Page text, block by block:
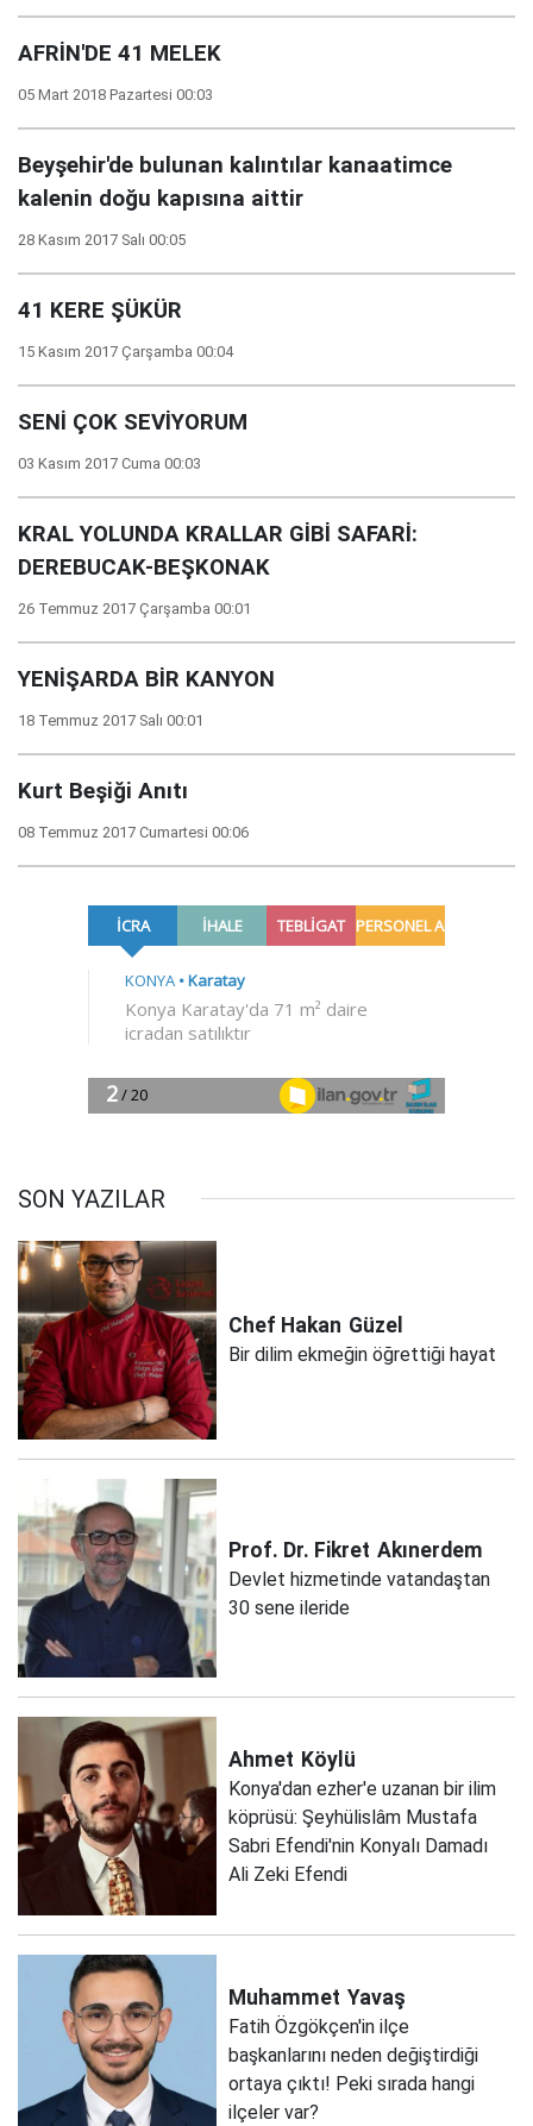
AFRİN'DE 41 MELEK
05 Mart 2018 Pazartesi 00:03
Beyşehir'de bulunan kalıntılar kanaatimce
kalenin doğu kapısına aittir
28 Kasım 2017 Salı 00:05
41 KERE ŞÜKÜR
15 Kasım 2017 Çarşamba 00:04
SENİ ÇOK SEVİYORUM
03 Kasım 2017 Cuma 00:03
KRAL YOLUNDA KRALLAR GİBİ SAFARİ:
DEREBUCAK-BEŞKONAK
26 Temmuz 2017 Çarşamba 00:01
YENİŞARDA BİR KANYON
18 Temmuz 2017 Salı 00:01
Kurt Beşiği Anıtı
08 Temmuz 2017 Cumartesi 00:06
SON YAZILAR
Chef Hakan Güzel
Bir dilim ekmeğin öğrettiği hayat
Prof. Dr. Fikret Akınerdem
Devlet hizmetinde vatandaştan
30 sene ileride
Ahmet Köylü
Konya'dan ezher'e uzanan bir ilim
köprüsü: Şeyhülislâm Mustafa
Sabri Efendi'nin Konyalı Damadı
Ali Zeki Efendi
Muhammet Yavaş
Fatih Özgökçen'in ilçe
başkanlarını neden değiştirdiği
ortaya çıktı! Peki sırada hangi
ilçeler var?